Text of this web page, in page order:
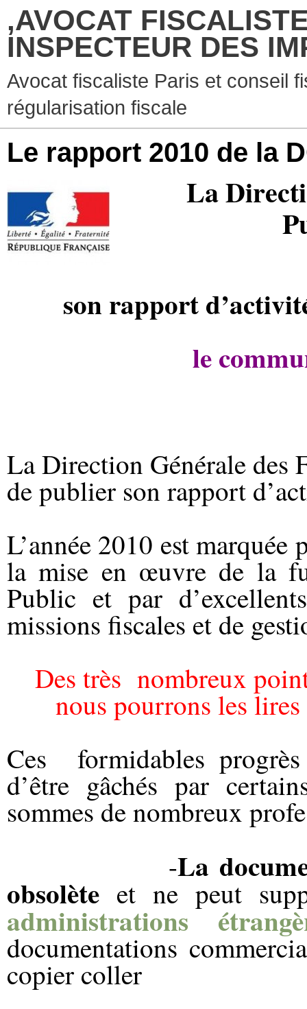
,AVOCAT
INSPECTEUR DES
Avocat fiscaliste Paris et conseil
régularisation fiscale
Le rapport 2010 de la
La
son rapport
le
La Direction Générale des
de publier son rapport
L’année 2010 est marquée
la mise en œuvre de la
Public et par
missions fiscales et de
Des très nombreux
nous pourrons les
Ces
formidables
d’être gâchés par
sommes de nombreux
-La
obsolète et ne peut
administrations
documentations
copier coller